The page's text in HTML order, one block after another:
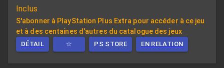
Inclus
S'abonner à PlayStation Plus Extra pour accéder à ce jeu
et à des centaines d'autres du catalogue des jeux
DÉTAIL ☆ PS STORE EN RELATION